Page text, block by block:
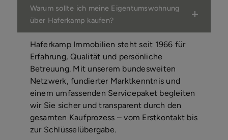
Warum sollte ich meine Eigentumswohnung
über Haferkamp kaufen?
Haferkamp Immobilien steht seit 1966 für
Erfahrung, Qualität und persönliche
Betreuung. Mit unserem bundesweiten
Netzwerk, fundierter Marktkenntnis und
einem umfassenden Servicepaket begleiten
wir Sie sicher und transparent durch den
gesamten Kaufprozess – vom Erstkontakt bis
zur Schlüsselübergabe.